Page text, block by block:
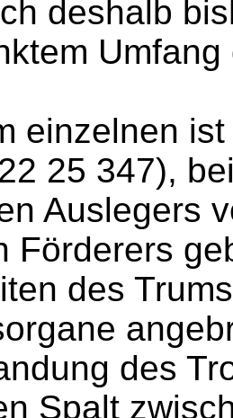
deshalb
einzelnen
25 347),
Auslegers
Förderers
des
des
Spalt